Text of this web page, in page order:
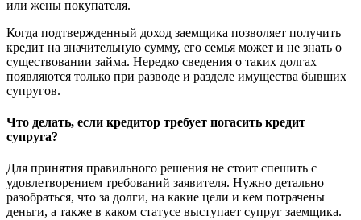
или жены покупателя.
Когда подтвержденный доход заемщика позволяет получить
кредит на значительную сумму, его семья может и не знать о
существовании займа. Нередко сведения о таких долгах
появляются только при разводе и разделе имущества бывших
супругов.
Что делать, если кредитор требует погасить кредит
супруга?
Для принятия правильного решения не стоит спешить с
удовлетворением требований заявителя. Нужно детально
разобраться, что за долги, на какие цели и кем потрачены
деньги, а также в каком статусе выступает супруг заемщика.